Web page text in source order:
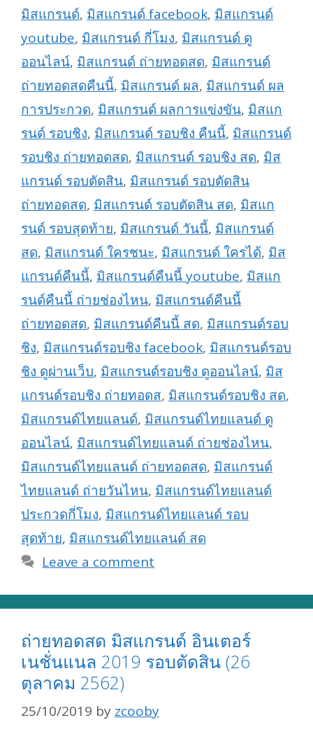
มิสแกรนด์, มิสแกรนด์ facebook, มิสแกรนด์
youtube, มิสแกรนด์ กี่โมง, มิสแกรนด์ ดู
ออนไลน์, มิสแกรนด์ ถ่ายทอดสด, มิสแกรนด์
ถ่ายทอดสดคืนนี้, มิสแกรนด์ ผล, มิสแกรนด์ ผล
การประกวด, มิสแกรนด์ ผลการแข่งขัน, มิสแก
รนด์ รอบชิง, มิสแกรนด์ รอบชิง คืนนี้, มิสแกรนด์
รอบชิง ถ่ายทอดสด, มิสแกรนด์ รอบชิง สด, มิส
แกรนด์ รอบตัดสิน, มิสแกรนด์ รอบตัดสิน
ถ่ายทอดสด, มิสแกรนด์ รอบตัดสิน สด, มิสแก
รนด์ รอบสุดท้าย, มิสแกรนด์ วันนี้, มิสแกรนด์
สด, มิสแกรนด์ ใครชนะ, มิสแกรนด์ ใครได้, มิส
แกรนด์คืนนี้, มิสแกรนด์คืนนี้ youtube, มิสแก
รนด์คืนนี้ ถ่ายช่องไหน, มิสแกรนด์คืนนี้
ถ่ายทอดสด, มิสแกรนด์คืนนี้ สด, มิสแกรนด์รอบ
ชิง, มิสแกรนด์รอบชิง facebook, มิสแกรนด์รอบ
ชิง ดูผ่านเว็บ, มิสแกรนด์รอบชิง ดูออนไลน์, มิส
แกรนด์รอบชิง ถ่ายทอดส, มิสแกรนด์รอบชิง สด,
มิสแกรนด์ไทยแลนด์, มิสแกรนด์ไทยแลนด์ ดู
ออนไลน์, มิสแกรนด์ไทยแลนด์ ถ่ายช่องไหน,
มิสแกรนด์ไทยแลนด์ ถ่ายทอดสด, มิสแกรนด์
ไทยแลนด์ ถ่ายวันไหน, มิสแกรนด์ไทยแลนด์
ประกวดกี่โมง, มิสแกรนด์ไทยแลนด์ รอบ
สุดท้าย, มิสแกรนด์ไทยแลนด์ สด
Leave a comment
ถ่ายทอดสด มิสแกรนด์ อินเตอร์
เนชั่นแนล 2019 รอบตัดสิน (26
ตุลาคม 2562)
25/10/2019 by zcooby